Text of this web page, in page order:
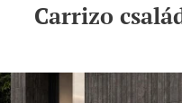
Carrizo